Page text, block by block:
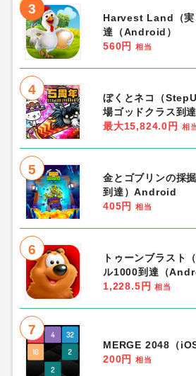
3
Harvest Land（実
達（Android）
560円
相当
4
ぼくとネコ（
場ゴッドクラス到
最大15,824.0円
相
5
金とゴブリンの採
到達）Android
405円
相当
6
トゥーンブラスト
ル1000到達（
1,228.5円
相当
7
MERGE 2048（iOS
200円
相当